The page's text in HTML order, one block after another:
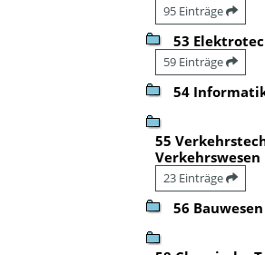
95 Einträge
53
59 Einträge
54
55
Verkehrswesen
23 Einträge
56 Bauwesen